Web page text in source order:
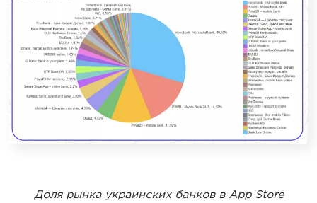
Доля рынка украинских банков в App Store